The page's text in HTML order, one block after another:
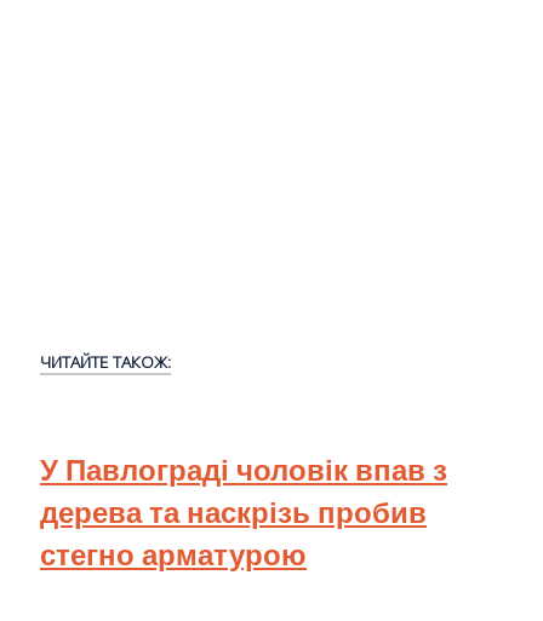
ЧИТАЙТЕ ТАКОЖ:
У Павлограді чоловік впав з
дерева та наскрізь пробив
стегно арматурою